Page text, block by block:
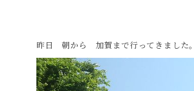
昨日 朝から 加賀まで行ってきました。